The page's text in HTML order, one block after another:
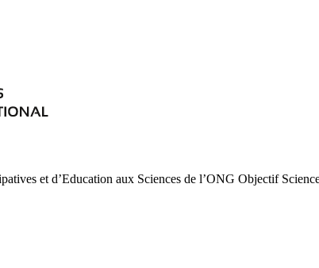
et d’Education aux Sciences de l’ONG Objectif